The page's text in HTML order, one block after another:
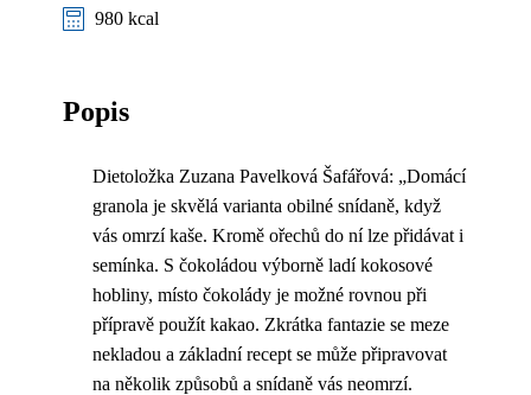
980 kcal
Popis
Dietoložka Zuzana Pavelková Šafářová: „Domácí
granola je skvělá varianta obilné snídaně, když
vás omrzí kaše. Kromě ořechů do ní lze přidávat i
semínka. S čokoládou výborně ladí kokosové
hobliny, místo čokolády je možné rovnou při
přípravě použít kakao. Zkrátka fantazie se meze
nekladou a základní recept se může připravovat
na několik způsobů a snídaně vás neomrzí.